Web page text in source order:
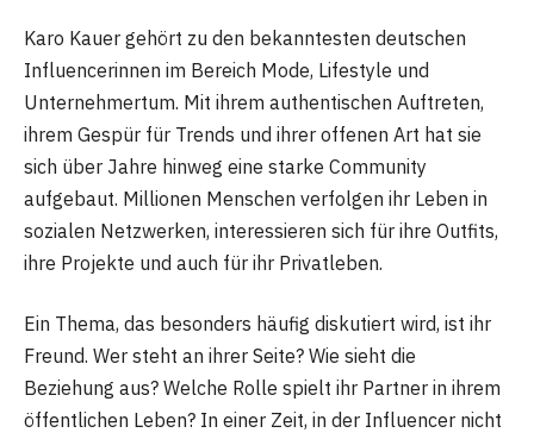
Karo Kauer gehört zu den bekanntesten deutschen
Influencerinnen im Bereich Mode, Lifestyle und
Unternehmertum. Mit ihrem authentischen Auftreten,
ihrem Gespür für Trends und ihrer offenen Art hat sie
sich über Jahre hinweg eine starke Community
aufgebaut. Millionen Menschen verfolgen ihr Leben in
sozialen Netzwerken, interessieren sich für ihre Outfits,
ihre Projekte und auch für ihr Privatleben.
Ein Thema, das besonders häufig diskutiert wird, ist ihr
Freund. Wer steht an ihrer Seite? Wie sieht die
Beziehung aus? Welche Rolle spielt ihr Partner in ihrem
öffentlichen Leben? In einer Zeit, in der Influencer nicht